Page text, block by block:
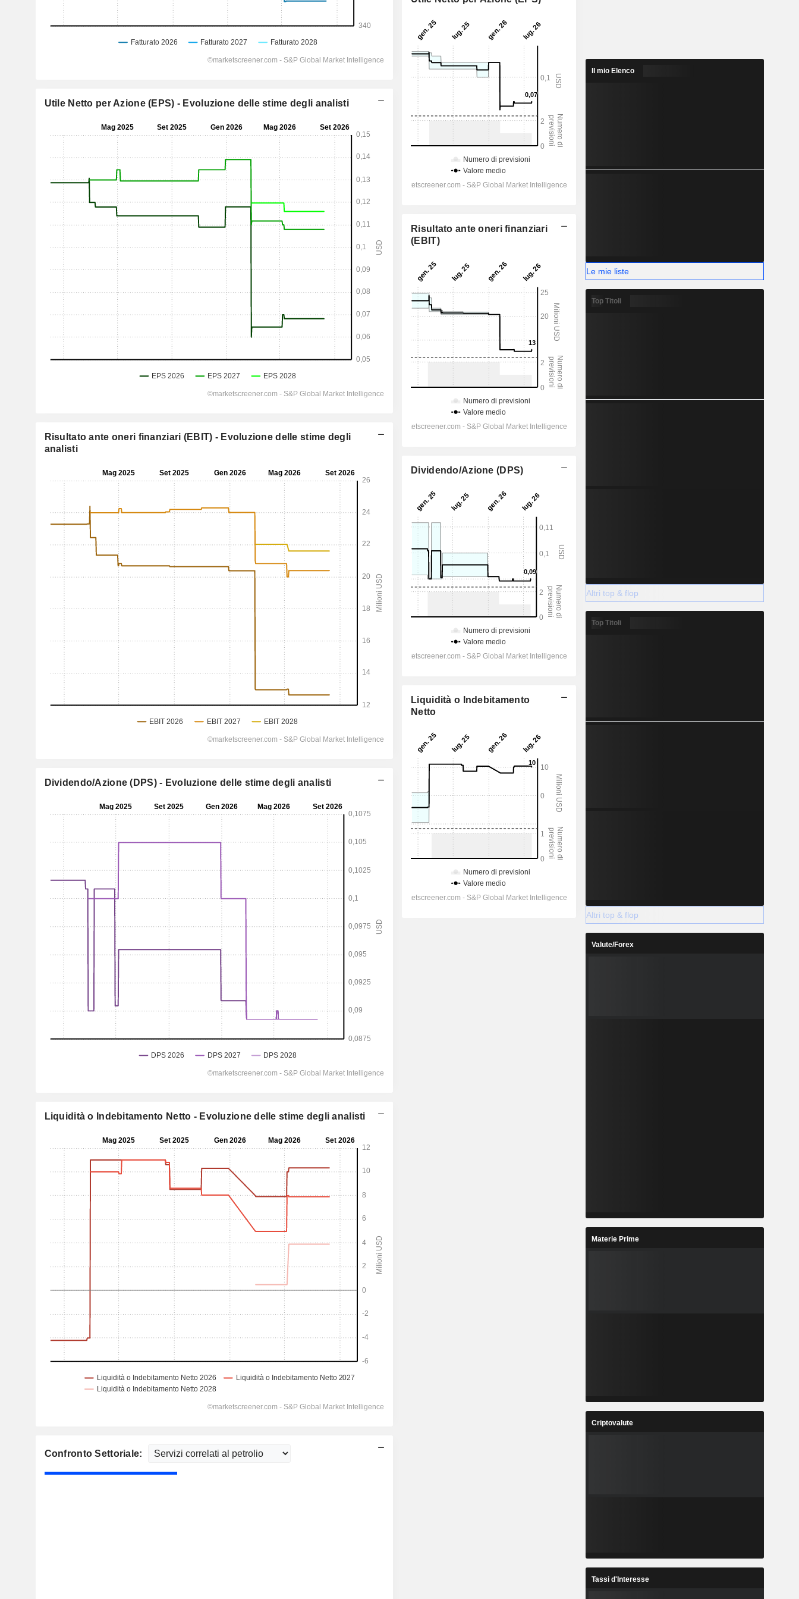
Utile Netto per Azione (EPS) - Evoluzione delle stime degli analisti
Risultato ante oneri finanziari (EBIT) - Evoluzione delle stime degli
analisti
Dividendo/Azione (DPS) - Evoluzione delle stime degli analisti
Liquidità o Indebitamento Netto - Evoluzione delle stime degli analisti
Confronto Settoriale:
Risultato ante oneri finanziari
(EBIT)
Dividendo/Azione (DPS)
Liquidità o Indebitamento
Netto
Il mio Elenco
Le mie liste
Top Titoli
Altri top & flop
Top Titoli
Altri top & flop
Valute/Forex
Materie Prime
Criptovalute
Tassi d'Interesse